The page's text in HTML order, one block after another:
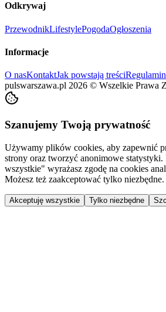
Odkrywaj
PrzewodnikLifestylePogodaOgłoszenia
Informacje
O nasKontaktJak powstają treściRegulamin
pulswarszawa.pl 2026 © Wszelkie Prawa
Szanujemy Twoją prywatność
Używamy plików cookies, aby zapewnić
strony oraz tworzyć anonimowe
wszystkie" wyrażasz zgodę na cookies
Możesz też zaakceptować tylko niezbędne.
Akceptuję wszystkie Tylko niezbędne